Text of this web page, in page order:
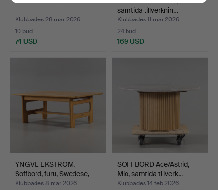
Klubbades 28 mar 2026
10 bud
74 USD
samtida tillverknin…
Klubbades 11 mar 2026
24 bud
169 USD
YNGVE EKSTRÖM.
Soffbord, furu, Swedese,
19…
Klubbades 8 mar 2026
SOFFBORD Ace/Astrid,
Mio, samtida tillverk…
Klubbades 14 feb 2026